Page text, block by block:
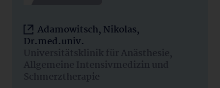
Adamowitsch, Nikolas,
Dr.med.univ.
Universitätsklinik für Anästhesie,
Allgemeine Intensivmedizin und
Schmerztherapie